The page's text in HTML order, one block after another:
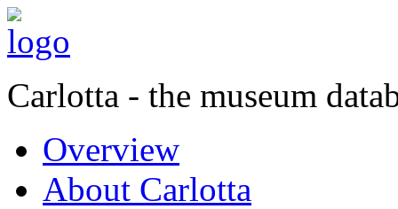
Carlotta - the museum
Overview
About Carlotta